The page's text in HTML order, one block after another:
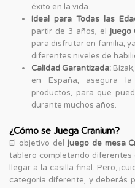
éxito en la vida.
Ideal para Todas las
partir de 3 años, el juego
para disfrutar en familia,
diferentes niveles de
Calidad Garantizada:
en España, asegura
productos, para que
durante muchos años.
¿Cómo se Juega Cranium?
El objetivo del juego de mesa
tablero completando diferentes
llegar a la casilla final. Pero,
categoría diferente, y deberás